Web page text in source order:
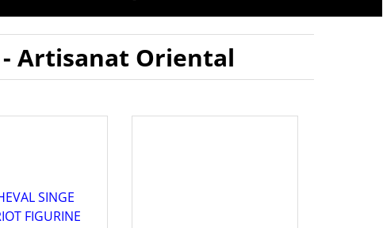
Artisanat Oriental